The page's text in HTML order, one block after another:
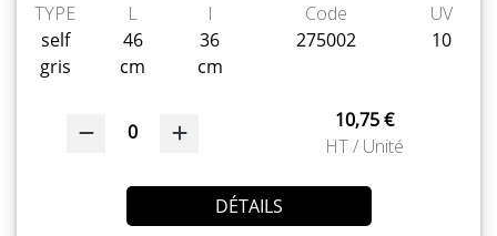
TYPE
self
gris
L
46
cm
l
36
cm
Code
275002
UV
10
0
10,75 €
HT / Unité
DÉTAILS